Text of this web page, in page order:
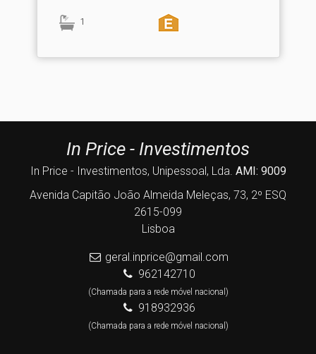
1
In Price - Investimentos
In Price - Investimentos, Unipessoal, Lda. AMI: 9009
Avenida Capitão João Almeida Meleças, 73, 2º ESQ
2615-099
Lisboa
geral.inprice@gmail.com
962142710
(Chamada para a rede móvel nacional)
918932936
(Chamada para a rede móvel nacional)